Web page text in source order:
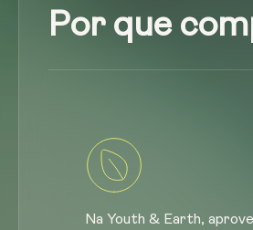
Por que
Na Youth & Earth,